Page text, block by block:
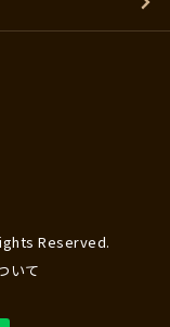
Reserved.
いて